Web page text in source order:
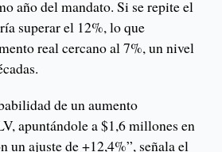
año del mandato. Si se repite el
superar el 12%, lo que
real cercano al 7%, un nivel
de un aumento
apuntándole a $1,6 millones en
un ajuste de +12,4%”, señala el